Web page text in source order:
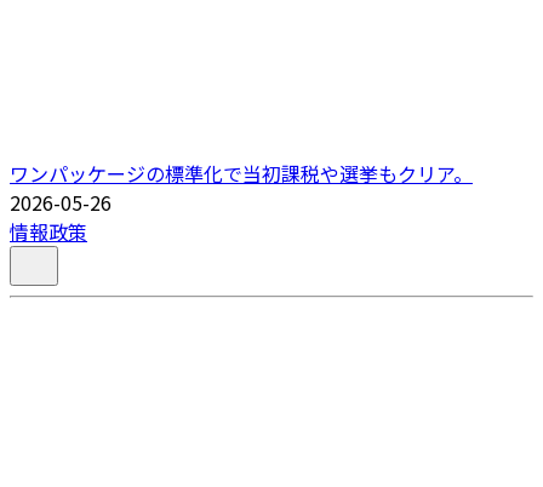
ワンパッケージの標準化で当初課税や選挙もクリア。
2026-05-26
情報政策